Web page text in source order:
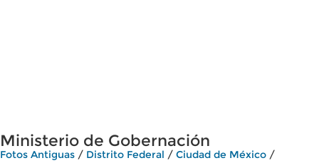
Ministerio de Gobernación
Fotos Antiguas / Distrito Federal / Ciudad de México /